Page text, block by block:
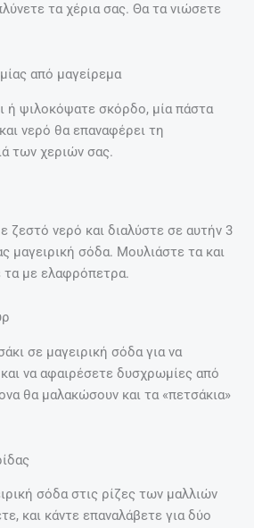
τα χέρια σας. Θα τα νιώσετε
από μαγείρεμα
ή ψιλοκόψατε σκόρδο, μία πάστα
νερό θα επαναφέρει τη
των χεριών σας.
ζεστό νερό και διαλύστε σε αυτήν 3
μαγειρική σόδα. Μουλιάστε τα και
τα με ελαφρόπετρα.
σε μαγειρική σόδα για να
να αφαιρέσετε δυσχρωμίες από
θα μαλακώσουν και τα «πετσάκια»
σόδα στις ρίζες των μαλλιών
και κάντε επαναλάβετε για δύο